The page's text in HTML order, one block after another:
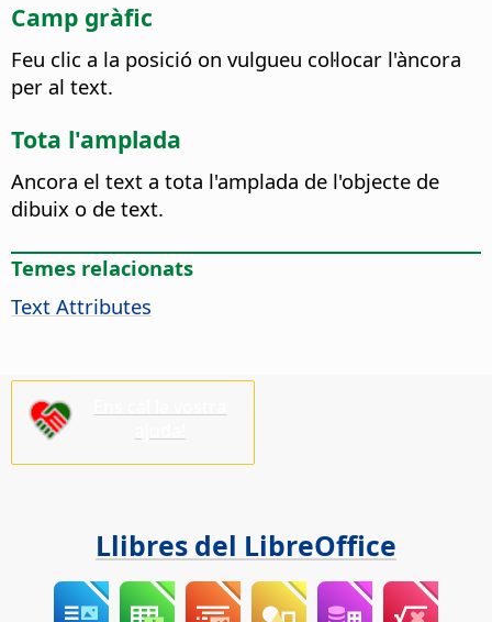
Camp gràfic
Feu clic a la posició on vulgueu col·locar l'àncora
per al text.
Tota l'amplada
Ancora el text a tota l'amplada de l'objecte de
dibuix o de text.
Temes relacionats
Text Attributes
Llibres del LibreOffice